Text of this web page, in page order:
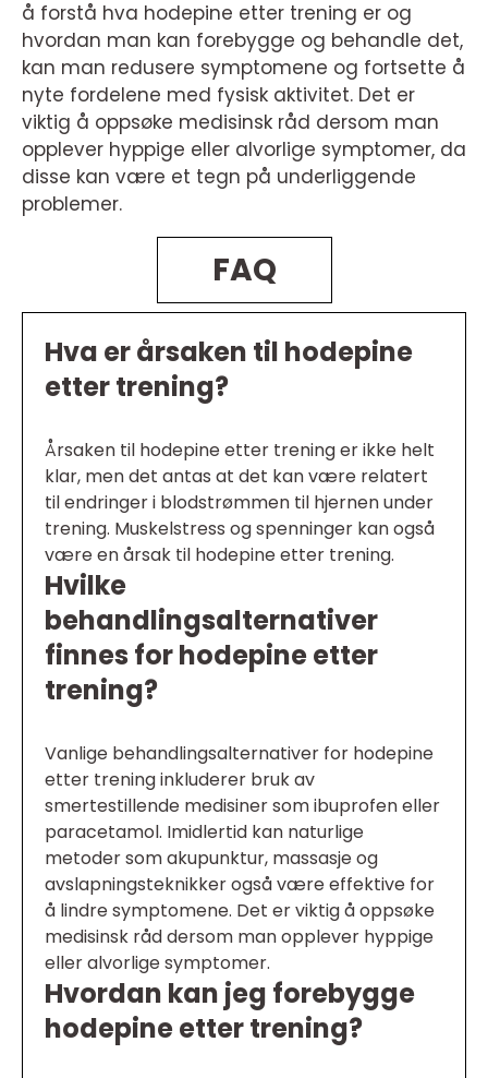
å forstå hva hodepine etter trening er og
hvordan man kan forebygge og behandle det,
kan man redusere symptomene og fortsette å
nyte fordelene med fysisk aktivitet. Det er
viktig å oppsøke medisinsk råd dersom man
opplever hyppige eller alvorlige symptomer, da
disse kan være et tegn på underliggende
problemer.
FAQ
Hva er årsaken til hodepine
etter trening?
Årsaken til hodepine etter trening er ikke helt
klar, men det antas at det kan være relatert
til endringer i blodstrømmen til hjernen under
trening. Muskelstress og spenninger kan også
være en årsak til hodepine etter trening.
Hvilke
behandlingsalternativer
finnes for hodepine etter
trening?
Vanlige behandlingsalternativer for hodepine
etter trening inkluderer bruk av
smertestillende medisiner som ibuprofen eller
paracetamol. Imidlertid kan naturlige
metoder som akupunktur, massasje og
avslapningsteknikker også være effektive for
å lindre symptomene. Det er viktig å oppsøke
medisinsk råd dersom man opplever hyppige
eller alvorlige symptomer.
Hvordan kan jeg forebygge
hodepine etter trening?